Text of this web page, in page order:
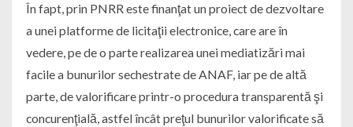
În fapt, prin PNRR este finanţat un proiect de dezvoltare
a unei platforme de licitaţii electronice, care are în
vedere, pe de o parte realizarea unei mediatizări mai
facile a bunurilor sechestrate de ANAF, iar pe de altă
parte, de valorificare printr-o procedura transparentă şi
concurenţială, astfel încât preţul bunurilor valorificate să